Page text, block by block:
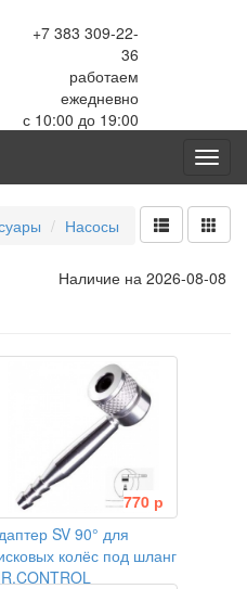
+7 383 309-22-
36
работаем
ежедневно
с 10:00 до 19:00
Насосы
Наличие на 2026-08-08
770 р
SV 90° для
колёс под шланг